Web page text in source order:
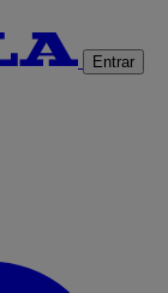
Entrar